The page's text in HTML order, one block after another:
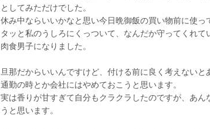
としてみただけでした。
休み中ならいいかなと思い今日晩御飯の買い物前に使
タッと私のうしろにくっついて、なんだか守ってくれ
肉食男子になりました。
旦那だからいいんですけど、付ける前に良く考えないと
通勤の時とか会社にはやめておこうと思います。
実は香りが甘すぎて自分もクラクラしたのですが、あ
うと思います。